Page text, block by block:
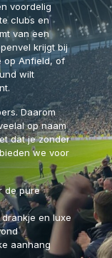
voordelig
clubs en
van een
krijgt bij
op Anfield, of
wilt
Daarom
op naam
dat je zonder
we voor
de pure
en luxe
aanhang